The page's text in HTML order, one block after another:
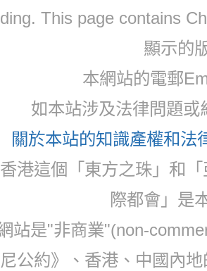
This page contains
顯示的
本網站的電郵
如本站涉及法律問題
關於本站的知識產權和法
港這個「東方之珠」和
際都會」是
站是"非商業"(non-
公約》、香港、中國內